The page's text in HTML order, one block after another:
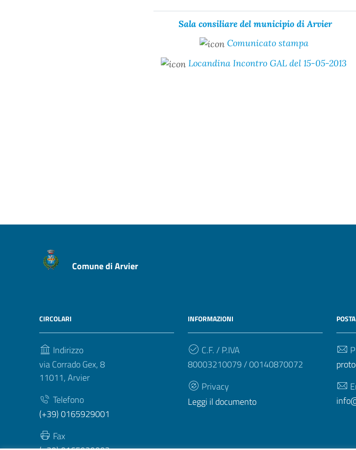
Sala consiliare del municipio di Arvier
Comunicato stampa
Locandina Incontro GAL del 15-05-2013
Comune di Arvier
CIRCOLARI
Indirizzo
via Corrado Gex, 8
11011, Arvier
Telefono
(+39) 0165929001
Fax
INFORMAZIONI
C.F. / P.IVA
80003210079 / 00140870072
Privacy
Leggi il documento